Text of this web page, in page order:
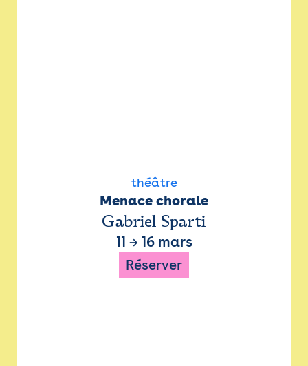
théâtre
Menace chorale
Gabriel Sparti
11 → 16 mars
Réserver